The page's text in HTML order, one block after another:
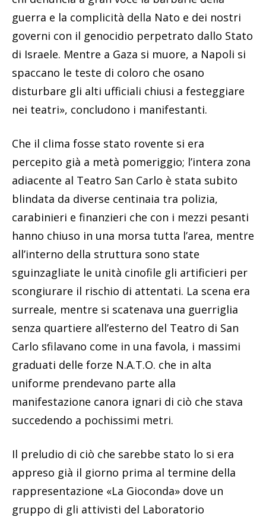
guerra e la complicità della Nato e dei nostri
governi con il genocidio perpetrato dallo Stato
di Israele. Mentre a Gaza si muore, a Napoli si
spaccano le teste di coloro che osano
disturbare gli alti ufficiali chiusi a festeggiare
nei teatri», concludono i manifestanti.
Che il clima fosse stato rovente si era
percepito già a metà pomeriggio; l’intera zona
adiacente al Teatro San Carlo è stata subito
blindata da diverse centinaia tra polizia,
carabinieri e finanzieri che con i mezzi pesanti
hanno chiuso in una morsa tutta l’area, mentre
all’interno della struttura sono state
sguinzagliate le unità cinofile gli artificieri per
scongiurare il rischio di attentati. La scena era
surreale, mentre si scatenava una guerriglia
senza quartiere all’esterno del Teatro di San
Carlo sfilavano come in una favola, i massimi
graduati delle forze N.A.T.O. che in alta
uniforme prendevano parte alla
manifestazione canora ignari di ciò che stava
succedendo a pochissimi metri.
Il preludio di ciò che sarebbe stato lo si era
appreso già il giorno prima al termine della
rappresentazione «La Gioconda» dove un
gruppo di gli attivisti del Laboratorio